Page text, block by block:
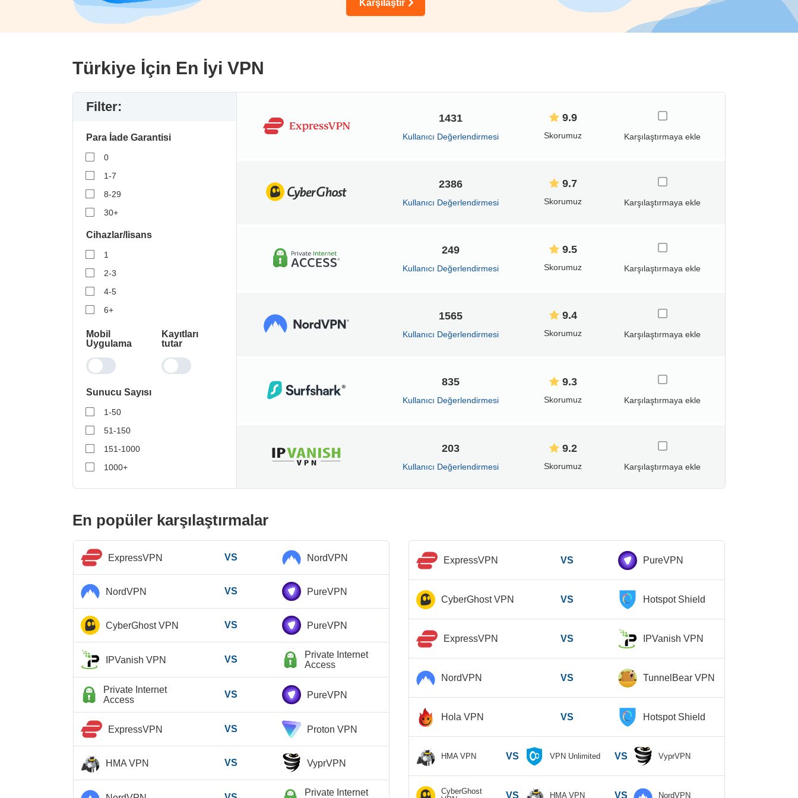
Karşılaştır
Türkiye İçin En İyi VPN
Filter:
Para İade Garantisi
0
1-7
8-29
30+
Cihazlar/lisans
1
2-3
4-5
6+
Mobil
Uygulama
Kayıtları
tutar
Sunucu Sayısı
1-50
51-150
151-1000
1000+
1431
Kullanıcı Değerlendirmesi Skorumuz
9.9
Karşılaştırmaya ekle
2386
Kullanıcı Değerlendirmesi Skorumuz
9.7
Karşılaştırmaya ekle
249
Kullanıcı Değerlendirmesi Skorumuz
9.5
Karşılaştırmaya ekle
1565
Kullanıcı Değerlendirmesi Skorumuz
9.4
Karşılaştırmaya ekle
835
Kullanıcı Değerlendirmesi Skorumuz
9.3
Karşılaştırmaya ekle
203
Kullanıcı Değerlendirmesi Skorumuz
9.2
Karşılaştırmaya ekle
En popüler karşılaştırmalar
ExpressVPN VS NordVPN
NordVPN VS PureVPN
CyberGhost VPN VS PureVPN
IPVanish VPN VS
Private Internet
Access
Private Internet
Access
VS PureVPN
ExpressVPN VS Proton VPN
HMA VPN VS VyprVPN
Private Internet
ExpressVPN VS PureVPN
CyberGhost VPN VS Hotspot Shield
ExpressVPN VS IPVanish VPN
NordVPN VS TunnelBear VPN
Hola VPN VS Hotspot Shield
HMA VPN VS VPN Unlimited VS VyprVPN
CyberGhost
VS HMA VPN VS NordVPN